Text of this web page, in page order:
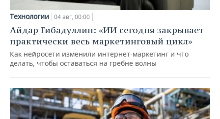
Технологии 04 авг, 00:00
Айдар Гибадуллин: «ИИ сегодня закрывает
практически весь маркетинговый цикл»
Как нейросети изменили интернет-маркетинг и что
делать, чтобы оставаться на гребне волны